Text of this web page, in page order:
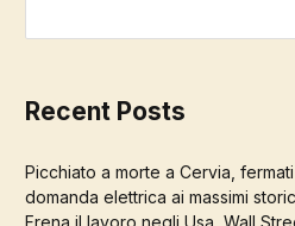
Recent Posts
Picchiato a morte a Cervia,
domanda elettrica ai massimi